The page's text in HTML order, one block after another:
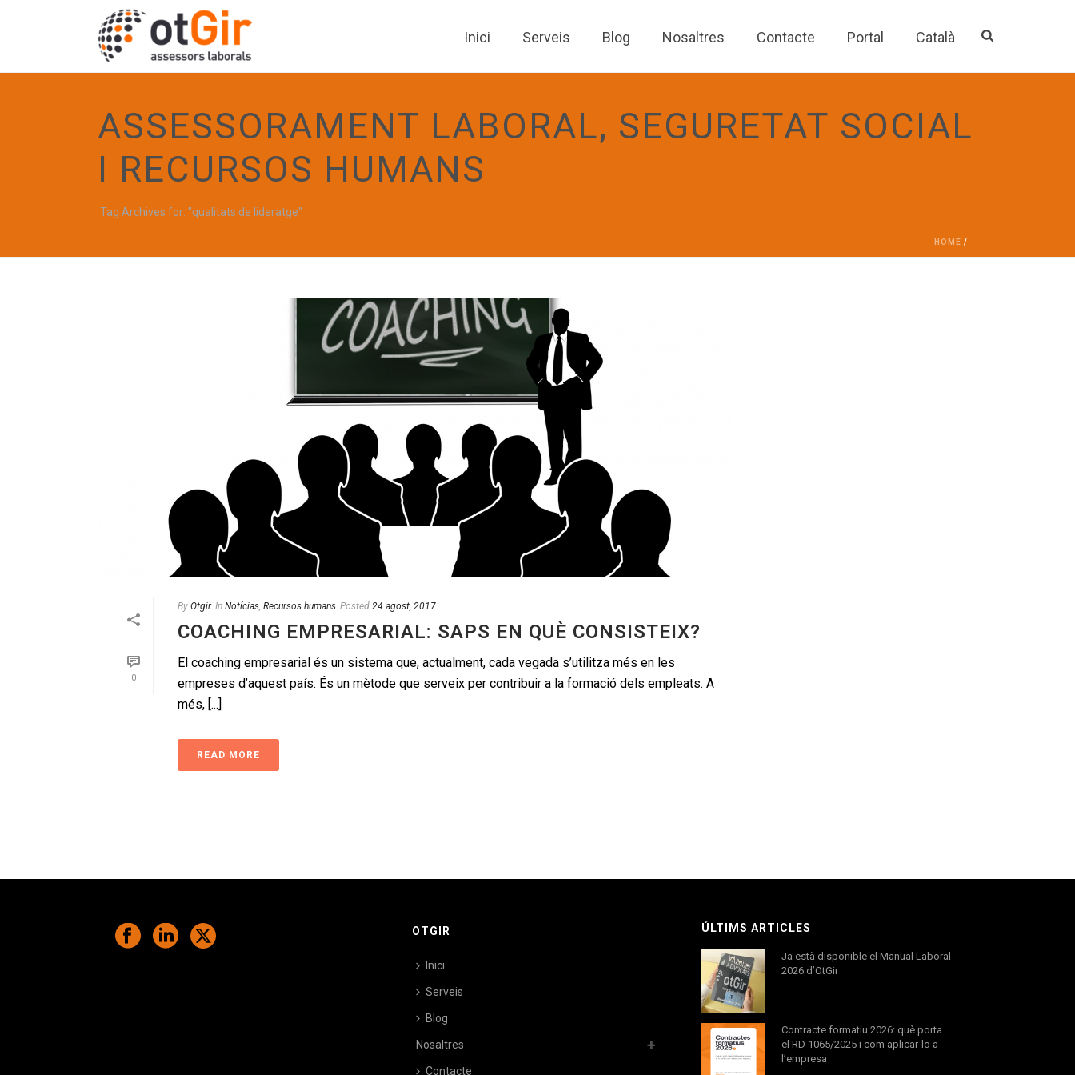
Inici Serveis Blog Nosaltres Contacte Portal Català
ASSESSORAMENT LABORAL, SEGURETAT SOCIAL
I RECURSOS HUMANS
Tag Archives for: "qualitats de lideratge"
HOME /
0
By Otgir In Notícias, Recursos humans Posted 24 agost, 2017
COACHING EMPRESARIAL: SAPS EN QUÈ CONSISTEIX?
El coaching empresarial és un sistema que, actualment, cada vegada s’utilitza més en les
empreses d’aquest país. És un mètode que serveix per contribuir a la formació dels empleats. A
més, [...]
READ MORE
OTGIR
Inici
Serveis
Blog
Nosaltres
Contacte
ÚLTIMS ARTICLES
Ja està disponible el Manual Laboral
2026 d’OtGir
Contracte formatiu 2026: què porta
el RD 1065/2025 i com aplicar-lo a
l’empresa